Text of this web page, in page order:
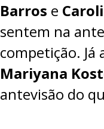
Barros e
sentem na
competição. Já
Mariyana
antevisão do